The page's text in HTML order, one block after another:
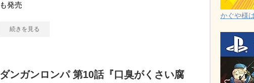
も発売
続きを見る
ダンガンロンパ 第10話『口臭がくさい腐
かぐや様